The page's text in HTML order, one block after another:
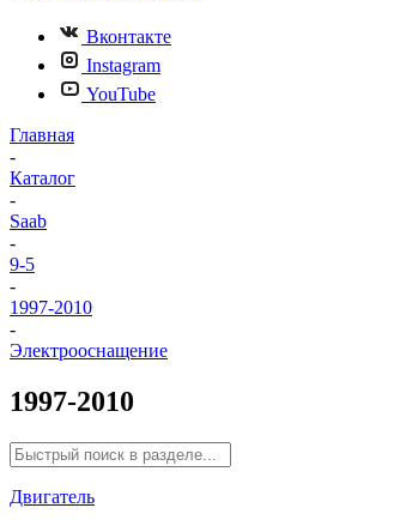
Вконтакте
Instagram
YouTube
Главная
-
Каталог
-
Saab
-
9-5
-
1997-2010
-
Электрооснащение
1997-2010
Двигатель